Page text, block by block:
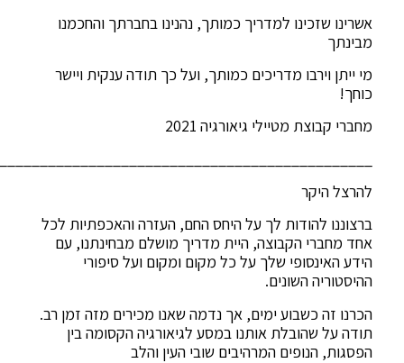
אשרינו שזכינו למדריך כמותך, נהנינו בחברתך והחכמנו
מבינתך
מי ייתן וירבו מדריכים כמותך, ועל כך תודה ענקית ויישר
כוחך!
מחברי קבוצת מטיילי גיאורגיה 2021
להרצל היקר
ברצוננו להודות לך על היחס החם, העזרה והאכפתיות לכל
אחד מחברי הקבוצה, היית מדריך מושלם מבחינתנו, עם
הידע האינסופי שלך על כל מקום ומקום ועל סיפורי
ההיסטוריה השונים.
הכרנו זה כשבוע ימים, אך נדמה שאנו מכירים מזה זמן רב.
תודה על שהובלת אותנו במסע לגיאורגיה הקסומה בין
הפסגות, הנופים המרהיבים שובי העין והלב